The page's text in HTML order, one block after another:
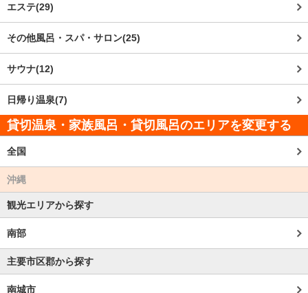
エステ(29)
その他風呂・スパ・サロン(25)
サウナ(12)
日帰り温泉(7)
貸切温泉・家族風呂・貸切風呂のエリアを変更する
全国
沖縄
観光エリアから探す
南部
主要市区郡から探す
南城市